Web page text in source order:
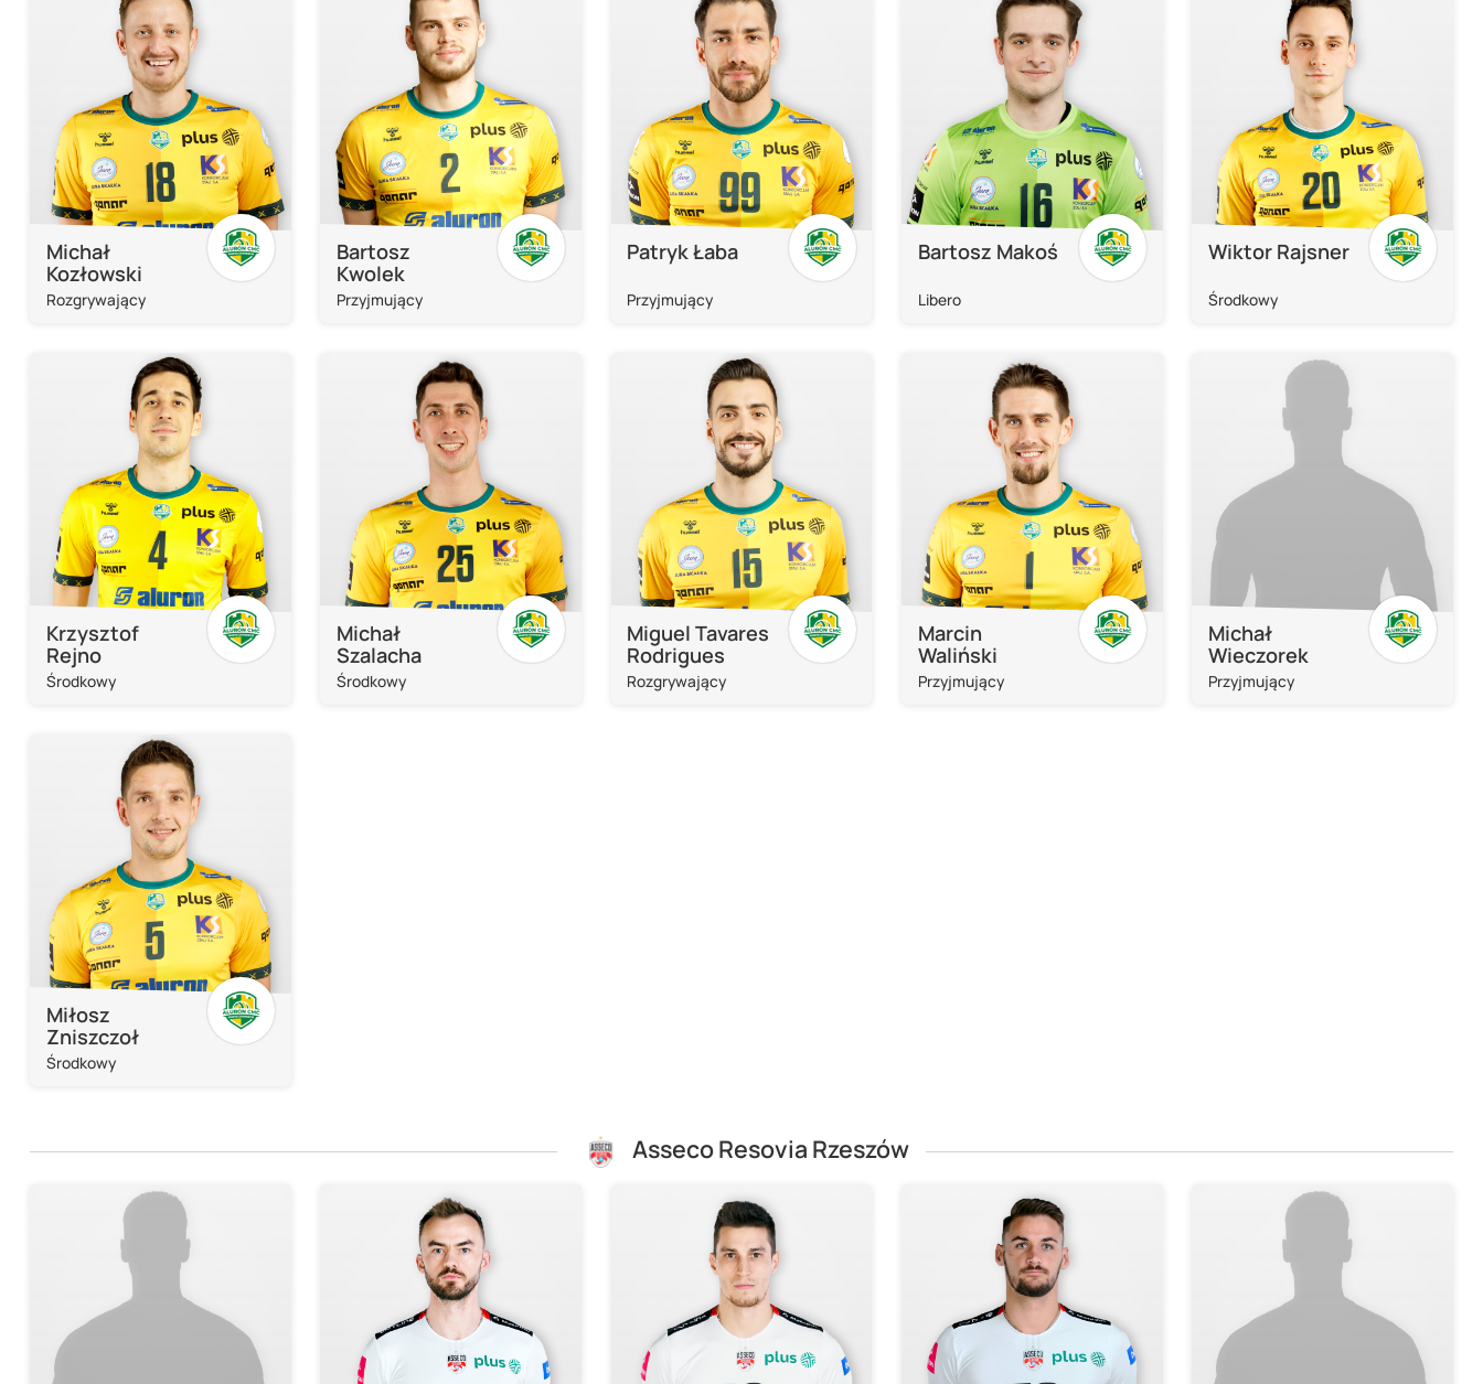
Michał
Kozłowski
Rozgrywający
Bartosz
Kwolek
Przyjmujący
Patryk Łaba
Przyjmujący
Bartosz Makoś
Libero
Wiktor Rajsner
Środkowy
Krzysztof
Rejno
Środkowy
Michał
Szalacha
Środkowy
Miguel Tavares
Rodrigues
Rozgrywający
Marcin
Waliński
Przyjmujący
Michał
Wieczorek
Przyjmujący
Miłosz
Zniszczoł
Środkowy
Asseco Resovia Rzeszów